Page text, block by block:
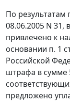
По
08.06.2005 N 31,
привлечено к
основании п. 1
Российской
штрафа в сумме
предложено